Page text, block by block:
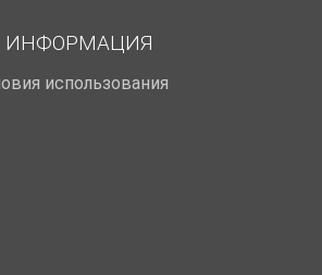
ИНФОРМАЦИЯ
использования